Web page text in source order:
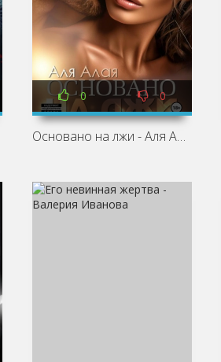
0 0
Основано на лжи - Аля Алая